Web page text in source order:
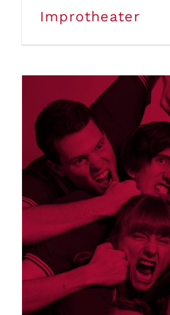
Improtheater